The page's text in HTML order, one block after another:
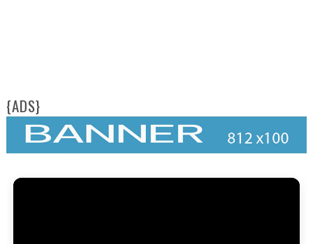
{ADS}